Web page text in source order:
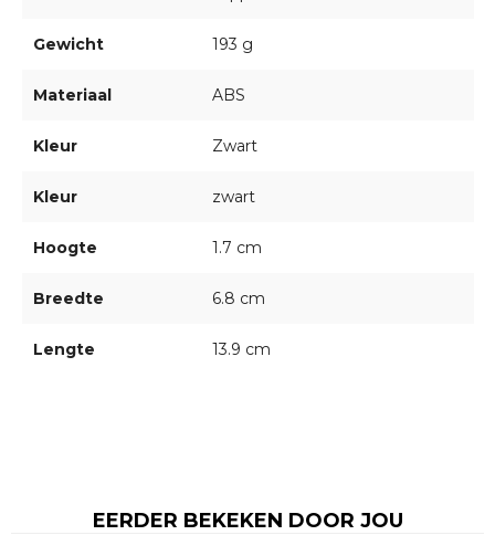
Gewicht 193 g
Materiaal ABS
Kleur Zwart
Kleur zwart
Hoogte 1.7 cm
Breedte 6.8 cm
Lengte 13.9 cm
EERDER BEKEKEN DOOR JOU